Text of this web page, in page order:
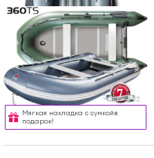
Мягкая накладка с сумкойв
подарок!